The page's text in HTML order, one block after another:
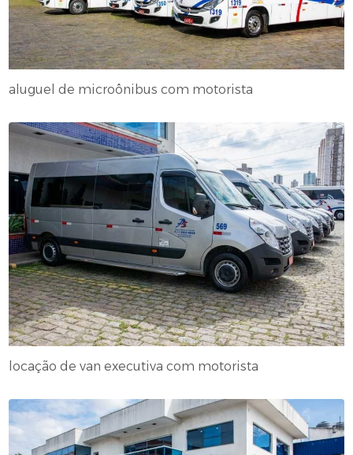
aluguel de microônibus com motorista
locação de van executiva com motorista